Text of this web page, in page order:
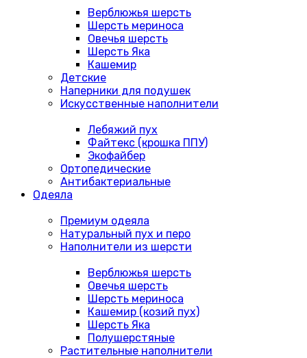
Верблюжья шерсть
Шерсть мериноса
Овечья шерсть
Шерсть Яка
Кашемир
Детские
Наперники для подушек
Искусственные наполнители
Лебяжий пух
Файтекс (крошка ППУ)
Экофайбер
Ортопедические
Антибактериальные
Одеяла
Премиум одеяла
Натуральный пух и перо
Наполнители из шерсти
Верблюжья шерсть
Овечья шерсть
Шерсть мериноса
Кашемир (козий пух)
Шерсть Яка
Полушерстяные
Растительные наполнители